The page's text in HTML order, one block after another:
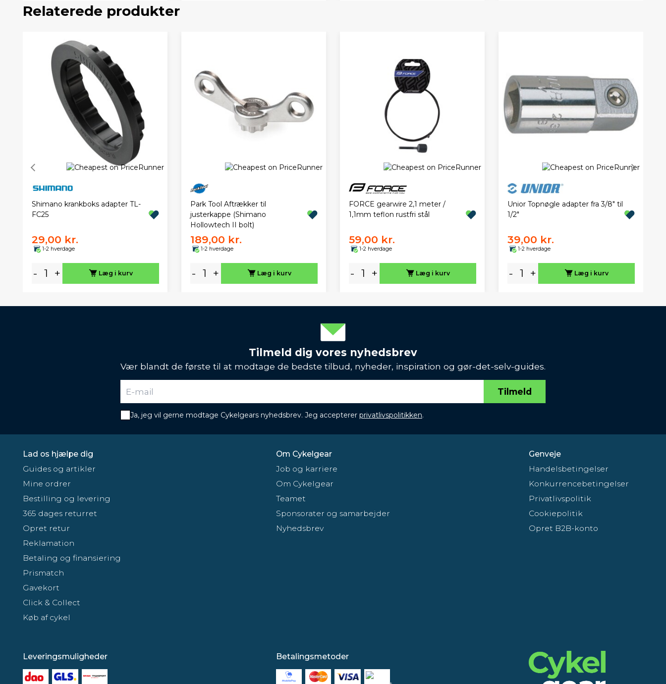
Relaterede produkter
Shimano krankboks adapter TL-
FC25
29,00 kr.
1-2 hverdage
- + Læg i kurv
Park Tool Aftrækker til
justerkappe (Shimano
Hollowtech II bolt)
189,00 kr.
1-2 hverdage
- + Læg i kurv
FORCE gearwire 2,1 meter /
1,1mm teflon rustfri stål
59,00 kr.
1-2 hverdage
- + Læg i kurv
Unior Topnøgle adapter fra 3/8" til
1/2"
39,00 kr.
1-2 hverdage
- + Læg i kurv
Tilmeld dig vores nyhedsbrev
Vær blandt de første til at modtage de bedste tilbud, nyheder, inspiration og gør-det-selv-guides.
Tilmeld
Ja, jeg vil gerne modtage Cykelgears nyhedsbrev. Jeg accepterer privatlivspolitikken.
Lad os hjælpe dig
Guides og artikler
Mine ordrer
Bestilling og levering
365 dages returret
Opret retur
Reklamation
Betaling og finansiering
Prismatch
Gavekort
Click & Collect
Køb af cykel
Om Cykelgear
Job og karriere
Om Cykelgear
Teamet
Sponsorater og samarbejder
Nyhedsbrev
Genveje
Handelsbetingelser
Konkurrencebetingelser
Privatlivspolitik
Cookiepolitik
Opret B2B-konto
Leveringsmuligheder Betalingsmetoder